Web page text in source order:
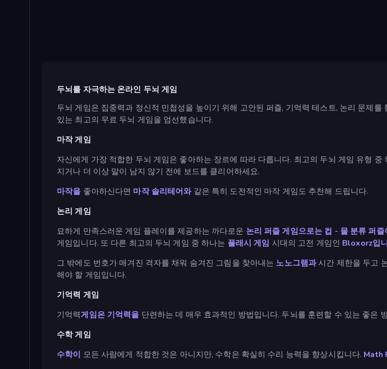
두뇌를 자극하는 온라인 두뇌 게임
두뇌 게임은 집중력과 정신적 민첩성을 높이기 위해 고안된 퍼즐, 기억력 테스트, 논리 문제
있는 최고의 무료 두뇌 게임을 엄선했습니다.
마작 게임
자신에게 가장 적합한 두뇌 게임은 좋아하는 장르에 따라 다릅니다. 최고의 두뇌 게임 유형 중
지거나 더 이상 말이 남지 않기 전에 보드를 클리어하세요.
마작을 좋아하신다면 마작 솔리테어와같은 특히 도전적인 마작 게임도 추천해 드립니다.
논리 게임
묘하게 만족스러운 게임 플레이를 제공하는 까다로운 논리 퍼즐 게임으로는 컵 - 물 분류 퍼즐
게임입니다. 또 다른 최고의 두뇌 게임 중 하나는 플래시 게임 시대의 고전 게임인 Bloxorz입
그 밖에도 번호가 매겨진 격자를 채워 숨겨진 그림을 찾아내는 노노그램과시간 제한을 두고
해야 할 게임입니다.
기억력 게임
기억력게임은 기억력을 단련하는 데 매우 효과적인 방법입니다. 두뇌를 훈련할 수 있는 좋은
수학 게임
수학이 모든 사람에게 적합한 것은 아니지만, 수학은 확실히 수리 능력을 향상시킵니다. Math